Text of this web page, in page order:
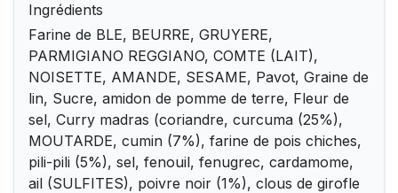
Ingrédients
Farine de BLE, BEURRE, GRUYERE,
PARMIGIANO REGGIANO, COMTE (LAIT),
NOISETTE, AMANDE, SESAME, Pavot, Graine de
lin, Sucre, amidon de pomme de terre, Fleur de
sel, Curry madras (coriandre, curcuma (25%),
MOUTARDE, cumin (7%), farine de pois chiches,
pili-pili (5%), sel, fenouil, fenugrec, cardamome,
ail (SULFITES), poivre noir (1%), clous de girofle